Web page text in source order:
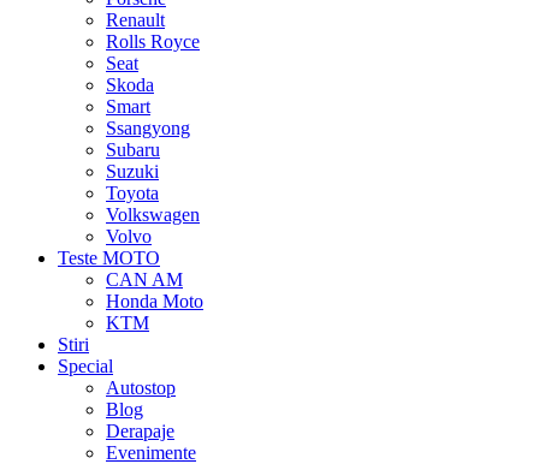
Renault
Rolls Royce
Seat
Skoda
Smart
Ssangyong
Subaru
Suzuki
Toyota
Volkswagen
Volvo
Teste MOTO
CAN AM
Honda Moto
KTM
Stiri
Special
Autostop
Blog
Derapaje
Evenimente